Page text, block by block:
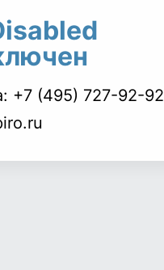
+7 (495) 727-92-92